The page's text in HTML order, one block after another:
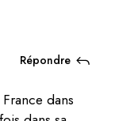
dans
Répondre